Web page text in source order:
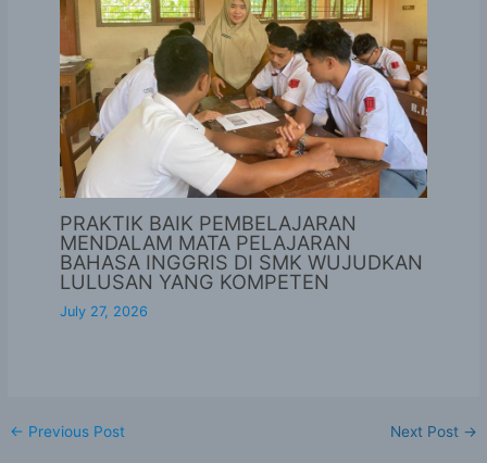
PRAKTIK BAIK PEMBELAJARAN
MENDALAM MATA PELAJARAN
BAHASA INGGRIS DI SMK WUJUDKAN
LULUSAN YANG KOMPETEN
July 27, 2026
← Previous Post Next Post →